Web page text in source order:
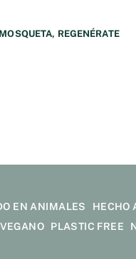
REGENÉRATE
EN ANIMALES
HECHO
VEGANO PLASTIC FREE